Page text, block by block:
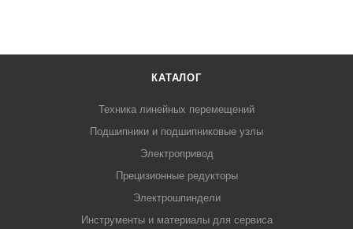
КАТАЛОГ
Техника линейных перемещений
Подшипники и подшипниковые узлы
Электропривод
Прецизионные редукторы
Электрошпиндели
Инструменты и материалы для сервиса